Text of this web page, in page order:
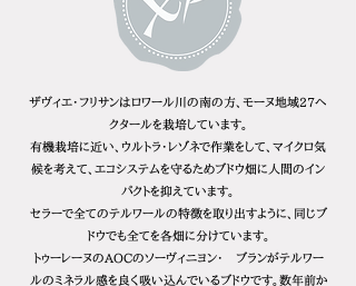
ザヴィエ・フリサンはロワール川の南の方、モーヌ地域27ヘ
クタールを栽培しています。
有機栽培に近い、ウルトラ・レゾネで作業をして、マイクロ気
候を考えて、エコシステムを守るためブドウ畑に人間のイン
パクトを抑えています。
セラーで全てのテルワールの特徴を取り出すように、同じブ
ドウでも全てを各畑に分けています。
トゥーレーヌのAOCのソーヴィニヨン・ ブランがテルワー
ルのミネラル感を良く吸い込んでいるブドウです。数年前か